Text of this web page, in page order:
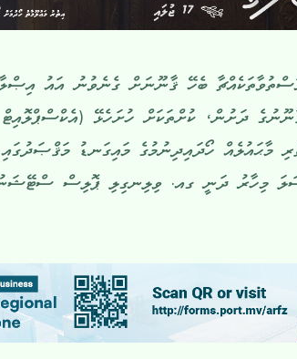
ބެހޭ ޤާނޫނަށް ގެނެވުނު އައު
ދަށުން، ކުށްތަކަށް ހުށަހެޅޭ
މާޙައުލެއް ހޯދައިދިނުމުގެ މައިގަނޑު މަޤްޞަދުގައި
މިހާރު ދަނީ ގއ. ވިލިނގިލި ޕޮލިސް